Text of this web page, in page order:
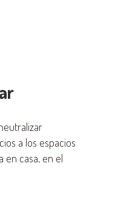
a los espacios
en casa, en el